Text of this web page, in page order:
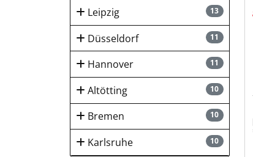
13
Leipzig
11
Düsseldorf
11
Hannover
10
Altötting
10
Bremen
10
Karlsruhe